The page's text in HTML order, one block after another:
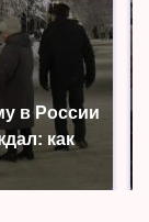
в России
как